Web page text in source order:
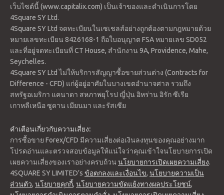
เว็บไซต์นี้ (www.capitalix.com) เป็นเจ้าของและดำเนินการโดย
4Square SY Ltd.
4Square SY Ltd จดทะเบียนในเซเชลส์อย่างถูกต้องตามกฎหมายด้วย
หมายเลขทะเบียน 8426168-1 ถือใบอนุญาต FSA หมายเลข SD052
และที่อยู่จดทะเบียนที่ CT House, สำนักงาน 9A, Providence, Mahe,
Seychelles.
4Square SY Ltd ไม่ให้บริการสัญญาซื้อขายส่วนต่าง (Contracts for
Difference - CFD) แก่ผู้อยู่อาศัยในบางเขตอำนาจศาล รวมถึง
สหรัฐอเมริกา แคนาดา สหภาพยุโรป ญี่ปุ่น อิหร่าน อิรัก ซีเรีย
เกาหลีเหนือ ซูดาน เมียนมา และรัสเซีย
คำเตือนเกี่ยวกับความเสี่ยง:
การซื้อขาย Forex/CFD มีความเสี่ยงต่อเงินลงทุนของคุณอย่างมาก
โปรดอ่านและตรวจสอบข้อมูลให้แน่ใจว่าคุณเข้าใจนโยบายการเปิด
เผยความเสี่ยงของเราอย่างครบถ้วน นโยบายการเปิดเผยความเสี่ยง.
4SQUARE SY LIMITED’s ข้อตกลงและเงื่อนไข, นโยบายความเป็น
ส่วนตัว, นโยบายคุกกี้, นโยบายความขัดแย้งทางผลประโยชน์,